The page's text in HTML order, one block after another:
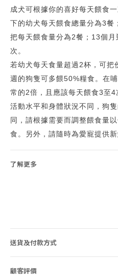
成犬可根據你的喜好每天餵食
下的幼犬每天餵食總量分為3
把每天餵食量分為2餐；13個
次。
若幼犬每天食量超過2杯，可把
週的狗隻可多餵50%糧食。在
常的2倍，且應該每天餵食3至4
活動水平和身體狀況不同，狗
同，請根據需要而調整餵食量
食。另外，請隨時為愛寵提供新
了解更多
送貨及付款方式
顧客評價